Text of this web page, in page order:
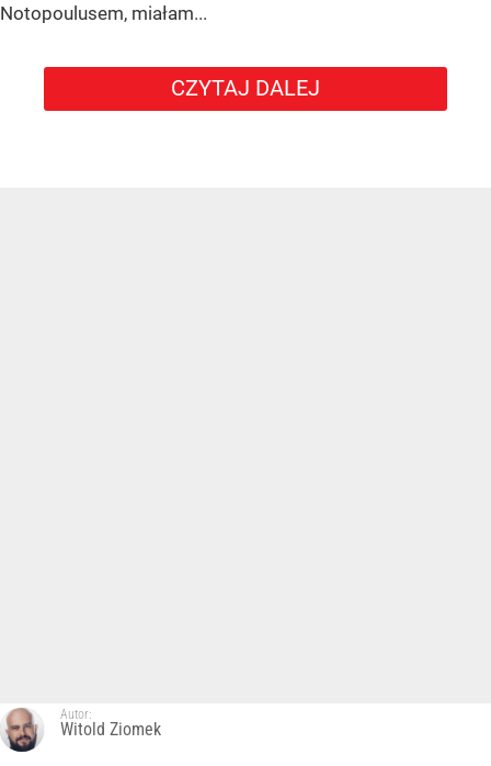
Notopoulusem, miałam...
CZYTAJ DALEJ
Autor:
Witold Ziomek